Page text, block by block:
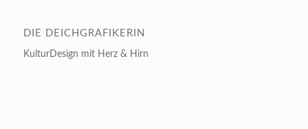
DIE DEICHGRAFIKERIN
KulturDesign mit Herz & Hirn